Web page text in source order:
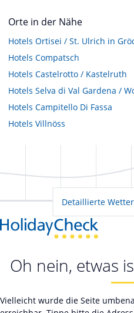
Orte in der Nähe
Hotels Ortisei / St. Ulrich in
Hotels Compatsch
Hotels Castelrotto / Kastelruth
Hotels Selva di Val Gardena /
Hotels Campitello Di Fassa
Hotels Villnöss
Detaillierte
Oh nein, etwas
Vielleicht wurde die Seite